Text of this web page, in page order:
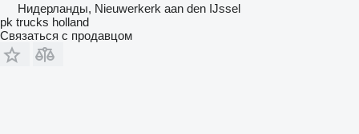
Нидерланды, Nieuwerkerk aan den IJssel
pk trucks holland
Связаться с продавцом